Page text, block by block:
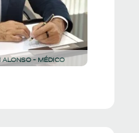
ALONSO - MÉDICO